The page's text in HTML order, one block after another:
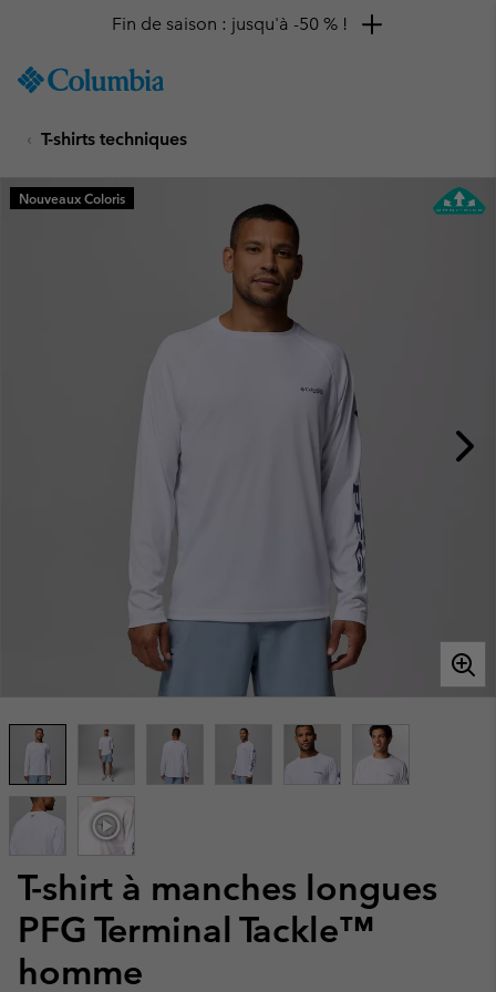
TO
SKIP
MAIN
NAV
Fin de saison : jusqu'à -50 % !
T-shirts techniques
T-shirt à manches longues
PFG Terminal Tackle™
homme
Nouveaux Coloris